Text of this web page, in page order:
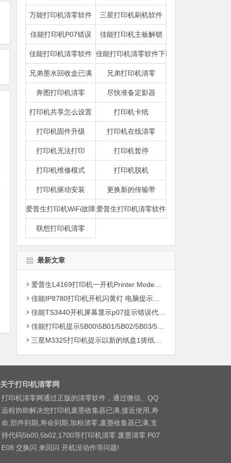
万能打印机清零软件 三星打印机刷机软件
佳能打印机P07错误 佳能打印机主板解锁
佳能打印机清零软件 佳能打印机清零软件下载
兄弟墨水回收盒已满 兄弟打印机清零
奔图打印机清零 尽快准备定影器
打印机共享怎么设置 打印机卡纸
打印机固件升级 打印机在线清零
打印机无法打印 打印机暂停
打印机维修模式 打印机脱机
打印机驱动安装 更换新的传输带
爱普生打印机WiFi故障爱普生打印机清零软件
联想打印机清零
最新文章
爱普生L4169打印机一开机Printer Mode故障主板维修
佳能IP8780打印机开机闪黄灯 电脑提示错误5B00快速解决方案清零
佳能TS3440开机屏幕显示p07提示错误代码5B00快速解决方案 清零
佳能打印机提示5B00\5B01/5B02/5B03/5B04/5B11/5B12/5B13/5B14/1700/1702/1703/1704
三星M3325打印机提示以新的纸盘1搓纸轮进行更换
关于打印机清零网
打印机清零网通过正版的清零软件，通过微信、QQ
远程协助解决您打印机废墨收集器已满,接近使用,寿
命,部件到期,寿命到期,加粉清零,废墨收集器已满,支
持代码5b00,5b02,1700等打印机清零 废墨清零 P07
E08 交换闪 来回闪 开机没动作等问题!